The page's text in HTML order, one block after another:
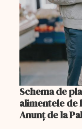
Schema de
alimentele de
Anunţ de la